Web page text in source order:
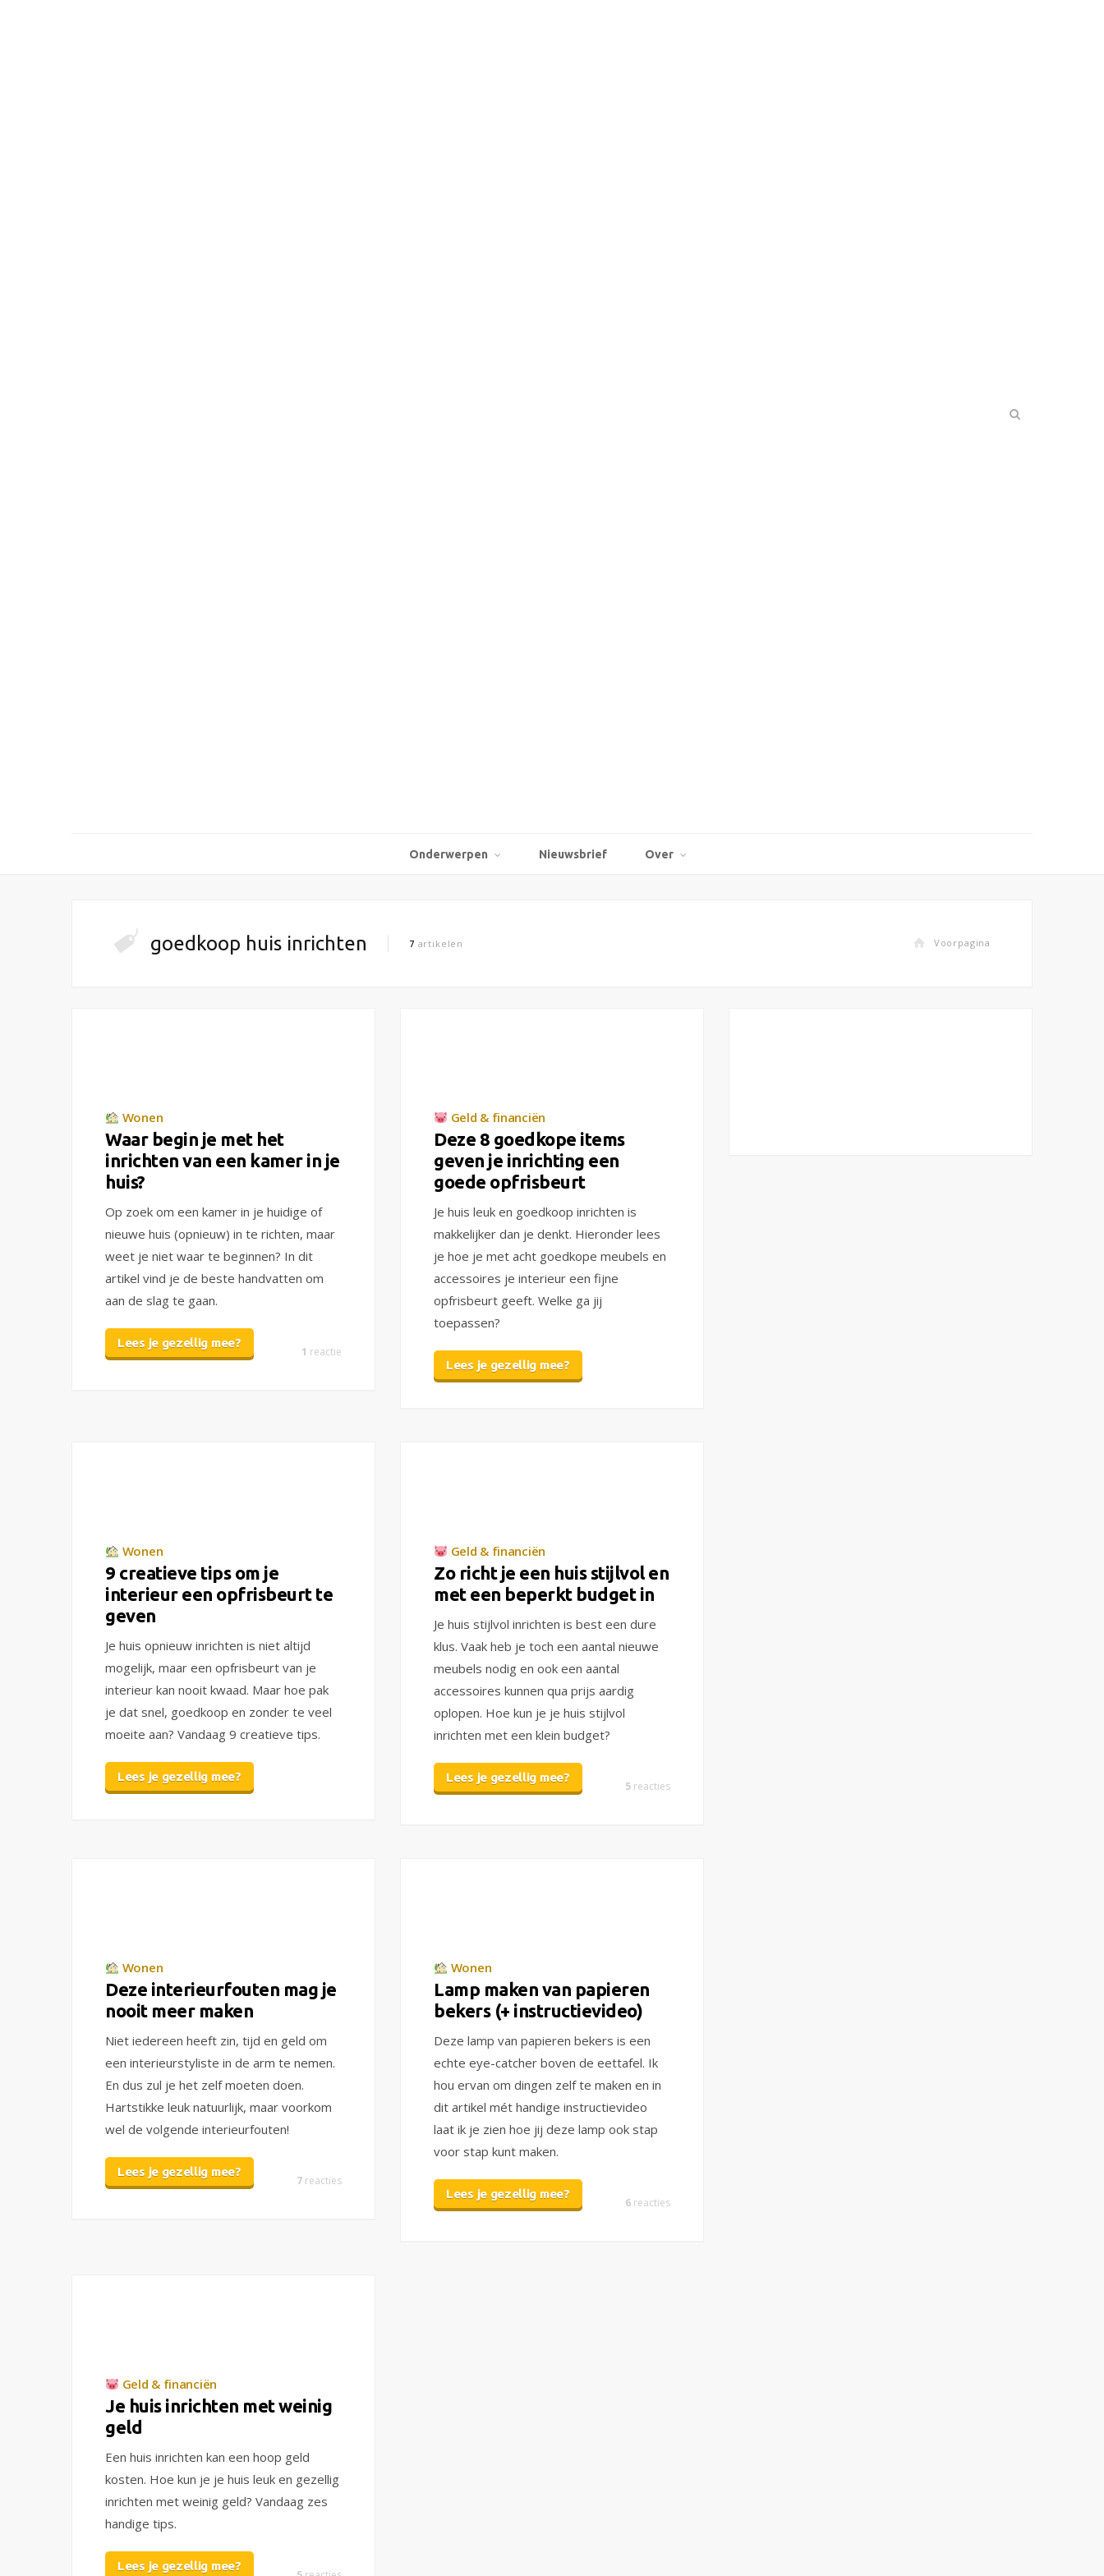
Onderwerpen Nieuwsbrief Over
goedkoop huis inrichten 7 artikelen Voorpagina
Wonen
Waar begin je met het
inrichten van een kamer in je
huis?
Op zoek om een kamer in je huidige of
nieuwe huis (opnieuw) in te richten, maar
weet je niet waar te beginnen? In dit
artikel vind je de beste handvatten om
aan de slag te gaan.
Lees je gezellig mee?
1 reactie
Geld & financiën
Deze 8 goedkope items
geven je inrichting een
goede opfrisbeurt
Je huis leuk en goedkoop inrichten is
makkelijker dan je denkt. Hieronder lees
je hoe je met acht goedkope meubels en
accessoires je interieur een fijne
opfrisbeurt geeft. Welke ga jij
toepassen?
Lees je gezellig mee?
Wonen
9 creatieve tips om je
interieur een opfrisbeurt te
geven
Je huis opnieuw inrichten is niet altijd
mogelijk, maar een opfrisbeurt van je
interieur kan nooit kwaad. Maar hoe pak
je dat snel, goedkoop en zonder te veel
moeite aan? Vandaag 9 creatieve tips.
Lees je gezellig mee?
Geld & financiën
Zo richt je een huis stijlvol en
met een beperkt budget in
Je huis stijlvol inrichten is best een dure
klus. Vaak heb je toch een aantal nieuwe
meubels nodig en ook een aantal
accessoires kunnen qua prijs aardig
oplopen. Hoe kun je je huis stijlvol
inrichten met een klein budget?
Lees je gezellig mee?
5 reacties
Wonen
Deze interieurfouten mag je
nooit meer maken
Niet iedereen heeft zin, tijd en geld om
een interieurstyliste in de arm te nemen.
En dus zul je het zelf moeten doen.
Hartstikke leuk natuurlijk, maar voorkom
wel de volgende interieurfouten!
Lees je gezellig mee?
7 reacties
Wonen
Lamp maken van papieren
bekers (+ instructievideo)
Deze lamp van papieren bekers is een
echte eye-catcher boven de eettafel. Ik
hou ervan om dingen zelf te maken en in
dit artikel mét handige instructievideo
laat ik je zien hoe jij deze lamp ook stap
voor stap kunt maken.
Lees je gezellig mee?
6 reacties
Geld & financiën
Je huis inrichten met weinig
geld
Een huis inrichten kan een hoop geld
kosten. Hoe kun je je huis leuk en gezellig
inrichten met weinig geld? Vandaag zes
handige tips.
Lees je gezellig mee?